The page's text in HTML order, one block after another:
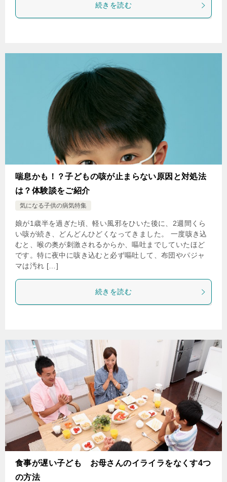
続きを読む
喘息かも！？子どもの咳が止まらない原因と対処法
は？体験談をご紹介
気になる子供の病気特集
娘が1歳半を過ぎた頃、軽い風邪をひいた後に、2週間くら
い咳が続き、どんどんひどくなってきました。 一度咳き込
むと、喉の奥が刺激されるからか、嘔吐までしていたほど
です。特に夜中に咳き込むと必ず嘔吐して、布団やパジャ
マは汚れ […]
続きを読む
食事が遅い子ども お母さんのイライラをなくす4つ
の方法